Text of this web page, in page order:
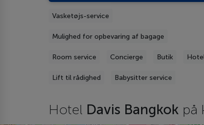
Vasketøjs-service
Mulighed for opbevaring af bagage
Room service Concierge Butik
Lift til rådighed Babysitter service
Hotel Davis Bangkok på